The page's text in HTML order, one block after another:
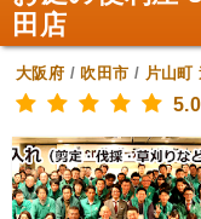
田店
大阪府 / 吹田市 / 片山町
5.0